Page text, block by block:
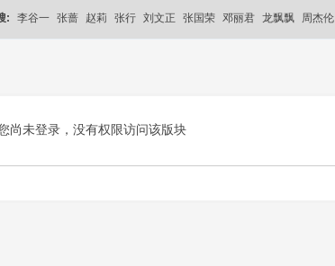
: 李谷一 张蔷 赵莉 张行 刘文正 张国荣 邓丽君 龙飘飘 周杰伦
尚未登录，没有权限访问该版块